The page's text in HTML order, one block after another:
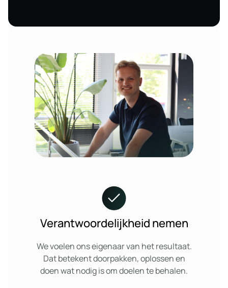
Verantwoordelijkheid nemen
We voelen ons eigenaar van het resultaat.
Dat betekent doorpakken, oplossen en
doen wat nodig is om doelen te behalen.